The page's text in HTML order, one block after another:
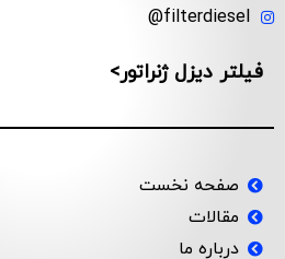
filterdiesel@
فیلتر دیزل ژنراتور>
صفحه نخست
مقالات
درباره ما